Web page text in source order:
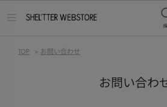
TOP > お問い合わせ
お問い合わ